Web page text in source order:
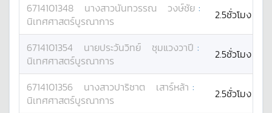
6714101348 นางสาวนันทวรรณ วงษ์ชัย :
นิเทศศาสตร์บูรณาการ
2.5ชั่วโมง
6714101354 นายประวันวิทย์ ชุมแวงวาปี :
นิเทศศาสตร์บูรณาการ
2.5ชั่วโมง
6714101356 นางสาวปาริชาต เสาร์หล้า :
นิเทศศาสตร์บูรณาการ
2.5ชั่วโมง